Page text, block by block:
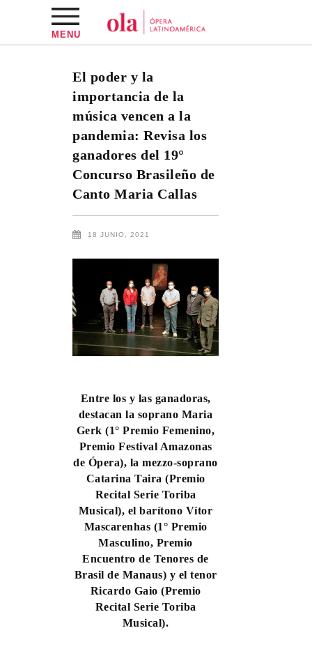
MENU
El poder y la
importancia de la
música vencen a la
pandemia: Revisa los
ganadores del 19°
Concurso Brasileño de
Canto Maria Callas
18 JUNIO, 2021
Entre los y las ganadoras,
destacan la soprano Maria
Gerk (1° Premio Femenino,
Premio Festival Amazonas
de Ópera), la mezzo-soprano
Catarina Taira (Premio
Recital Serie Toriba
Musical), el barítono Vítor
Mascarenhas (1° Premio
Masculino, Premio
Encuentro de Tenores de
Brasil de Manaus) y el tenor
Ricardo Gaio (Premio
Recital Serie Toriba
Musical).